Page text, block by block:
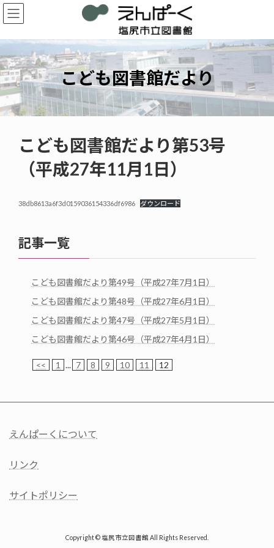
コ
ン
ン
ツ
へ
ス
キ
ッ
プ
ナ
ビ
ー
シ
ョ
ン
に
移
動
こども図書館だより
こども図書館だより第53号
（平成27年11月1日）
38db8613a6f3d0159036154336df6986 ダウンロード
記事一覧
こども図書館だより第49号（平成27年7月1日）
こども図書館だより第48号（平成27年6月1日）
こども図書館だより第47号（平成27年5月1日）
こども図書館だより第46号（平成27年4月1日）
<< 1 ... 7 8 9 10 11 12
えんぱーくについて
リンク
サイトポリシー
Copyright © 塩尻市立図書館 All Rights Reserved.